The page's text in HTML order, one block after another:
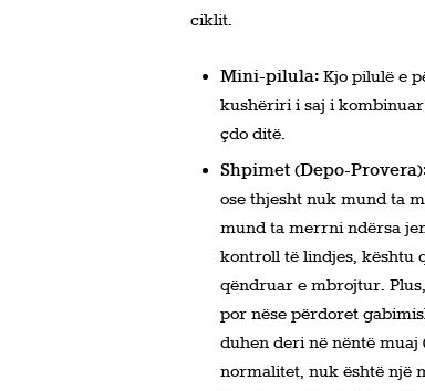
ciklit.
Mini-pilula: Kjo pilulë e
kushëriri i saj i
çdo ditë.
Shpimet (Depo-
ose thjesht nuk mund ta
mund ta merrni ndërsa
kontroll të lindjes, kështu
qëndruar e mbrojtur.
por nëse përdoret
duhen deri në nëntë
normalitet, nuk është një